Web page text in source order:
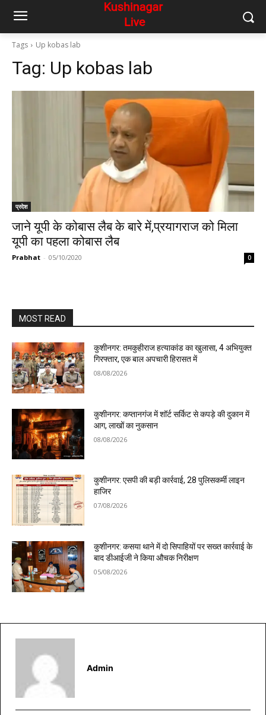
Tags Up kobas lab
Tag: Up kobas lab
प्रदेश
जाने यूपी के कोबास लैब के बारे में,प्रयागराज को मिला
यूपी का पहला कोबास लैब
Prabhat - 05/10/2020 0
MOST READ
कुशीनगर: तमकुहीराज हत्याकांड का खुलासा, 4 अभियुक्त
गिरफ्तार, एक बाल अपचारी हिरासत में
08/08/2026
कुशीनगर: कप्तानगंज में शॉर्ट सर्किट से कपड़े की दुकान में
आग, लाखों का नुकसान
08/08/2026
कुशीनगर: एसपी की बड़ी कार्रवाई, 28 पुलिसकर्मी लाइन
हाजिर
07/08/2026
कुशीनगर: कसया थाने में दो सिपाहियों पर सख्त कार्रवाई के
बाद डीआईजी ने किया औचक निरीक्षण
05/08/2026
Admin